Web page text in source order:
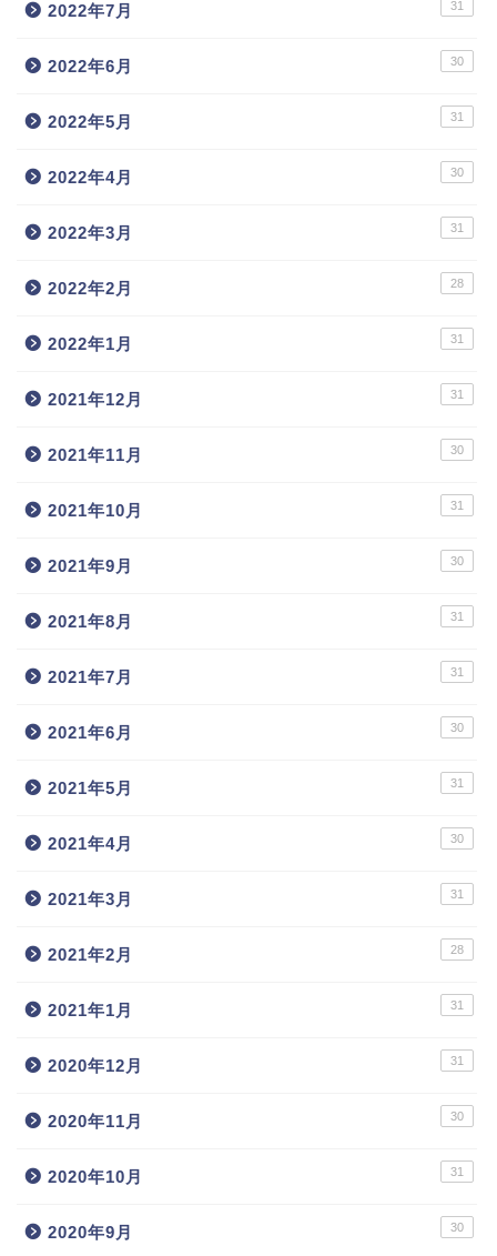
2022年7月 31
2022年6月 30
2022年5月 31
2022年4月 30
2022年3月 31
2022年2月 28
2022年1月 31
2021年12月 31
2021年11月 30
2021年10月 31
2021年9月 30
2021年8月 31
2021年7月 31
2021年6月 30
2021年5月 31
2021年4月 30
2021年3月 31
2021年2月 28
2021年1月 31
2020年12月 31
2020年11月 30
2020年10月 31
2020年9月 30